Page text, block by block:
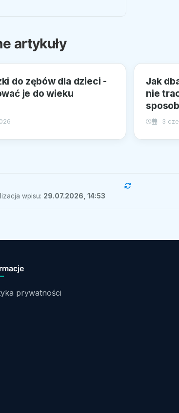
artykuły
do zębów dla dzieci -
je do wieku
Jak
nie
3
wpisu: 29.07.2026, 14:53
prywatności